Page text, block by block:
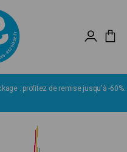
-60%. J’en profite